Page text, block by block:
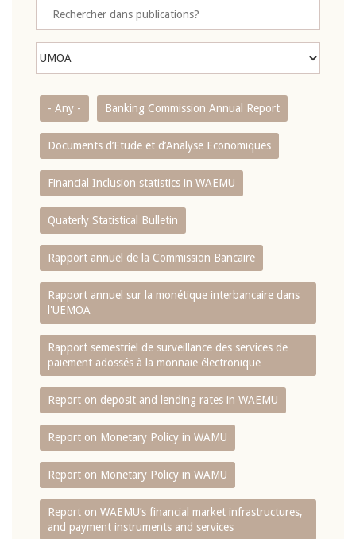
- Any - Banking Commission Annual Report
Documents d’Etude et d’Analyse Economiques
Financial Inclusion statistics in WAEMU
Quaterly Statistical Bulletin
Rapport annuel de la Commission Bancaire
Rapport annuel sur la monétique interbancaire dans
l'UEMOA
Rapport semestriel de surveillance des services de
paiement adossés à la monnaie électronique
Report on deposit and lending rates in WAEMU
Report on Monetary Policy in WAMU
Report on Monetary Policy in WAMU
Report on WAEMU’s financial market infrastructures,
and payment instruments and services